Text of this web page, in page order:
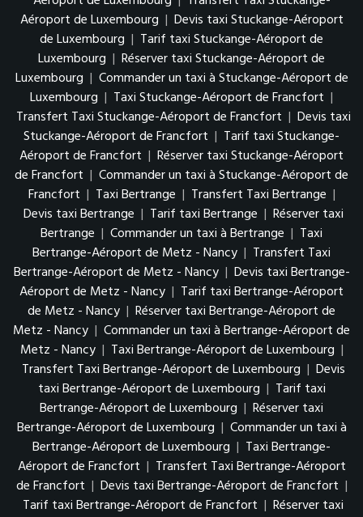
Aéroport de Luxembourg | Devis taxi Stuckange-Aéroport
de Luxembourg | Tarif taxi Stuckange-Aéroport de
Luxembourg | Réserver taxi Stuckange-Aéroport de
Luxembourg | Commander un taxi à Stuckange-Aéroport de
Luxembourg | Taxi Stuckange-Aéroport de Francfort |
Transfert Taxi Stuckange-Aéroport de Francfort | Devis taxi
Stuckange-Aéroport de Francfort | Tarif taxi Stuckange-
Aéroport de Francfort | Réserver taxi Stuckange-Aéroport
de Francfort | Commander un taxi à Stuckange-Aéroport de
Francfort | Taxi Bertrange | Transfert Taxi Bertrange |
Devis taxi Bertrange | Tarif taxi Bertrange | Réserver taxi
Bertrange | Commander un taxi à Bertrange | Taxi
Bertrange-Aéroport de Metz - Nancy | Transfert Taxi
Bertrange-Aéroport de Metz - Nancy | Devis taxi Bertrange-
Aéroport de Metz - Nancy | Tarif taxi Bertrange-Aéroport
de Metz - Nancy | Réserver taxi Bertrange-Aéroport de
Metz - Nancy | Commander un taxi à Bertrange-Aéroport de
Metz - Nancy | Taxi Bertrange-Aéroport de Luxembourg |
Transfert Taxi Bertrange-Aéroport de Luxembourg | Devis
taxi Bertrange-Aéroport de Luxembourg | Tarif taxi
Bertrange-Aéroport de Luxembourg | Réserver taxi
Bertrange-Aéroport de Luxembourg | Commander un taxi à
Bertrange-Aéroport de Luxembourg | Taxi Bertrange-
Aéroport de Francfort | Transfert Taxi Bertrange-Aéroport
de Francfort | Devis taxi Bertrange-Aéroport de Francfort |
Tarif taxi Bertrange-Aéroport de Francfort | Réserver taxi